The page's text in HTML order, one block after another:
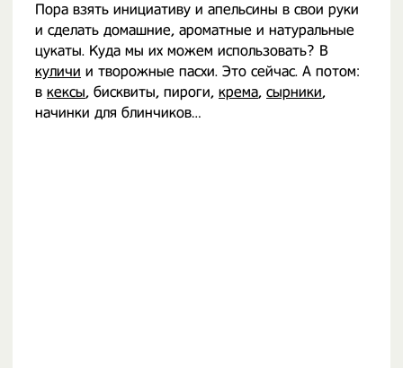
Пора взять инициативу и апельсины в свои руки
и сделать домашние, ароматные и натуральные
цукаты. Куда мы их можем использовать? В
куличи и творожные пасхи. Это сейчас. А потом:
в кексы, бисквиты, пироги, крема, сырники,
начинки для блинчиков…